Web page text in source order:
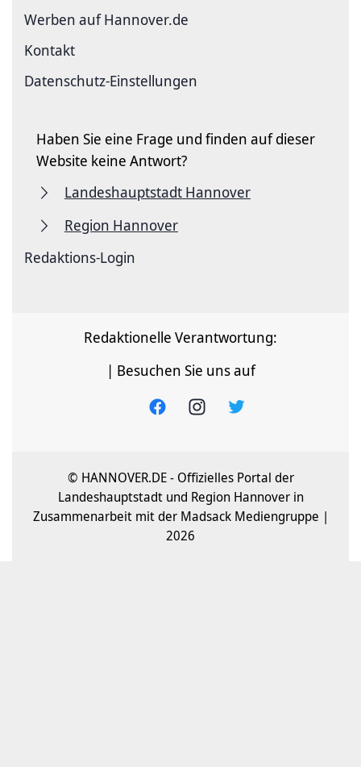
Werben auf Hannover.de
Kontakt
Datenschutz-Einstellungen
Haben Sie eine Frage und finden auf dieser
Website keine Antwort?
Landeshauptstadt Hannover
Region Hannover
Redaktions-Login
Redaktionelle Verantwortung:
| Besuchen Sie uns auf
© HANNOVER.DE - Offizielles Portal der
Landeshauptstadt und Region Hannover in
Zusammenarbeit mit der Madsack Mediengruppe |
2026